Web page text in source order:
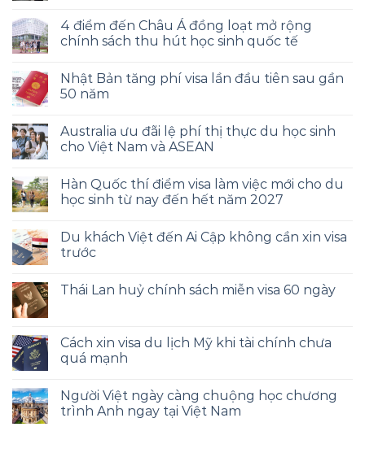
4 điểm đến Châu Á đồng loạt mở rộng
chính sách thu hút học sinh quốc tế
Nhật Bản tăng phí visa lần đầu tiên sau gần
50 năm
Australia ưu đãi lệ phí thị thực du học sinh
cho Việt Nam và ASEAN
Hàn Quốc thí điểm visa làm việc mới cho du
học sinh từ nay đến hết năm 2027
Du khách Việt đến Ai Cập không cần xin visa
trước
Thái Lan huỷ chính sách miễn visa 60 ngày
Cách xin visa du lịch Mỹ khi tài chính chưa
quá mạnh
Người Việt ngày càng chuộng học chương
trình Anh ngay tại Việt Nam